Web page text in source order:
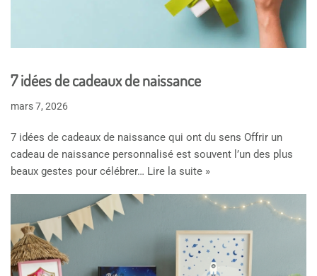
7 idées de cadeaux de naissance
mars 7, 2026
7 idées de cadeaux de naissance qui ont du sens Offrir un
cadeau de naissance personnalisé est souvent l’un des plus
beaux gestes pour célébrer… Lire la suite »